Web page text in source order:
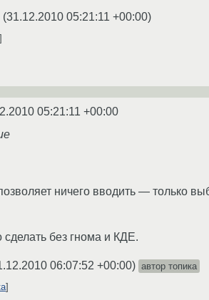
(31.12.2010 05:21:11 +00:00)
05:21:11 +00:00
ничего вводить — только
сделать без гнома и КДЕ.
06:07:52 +00:00) автор топика